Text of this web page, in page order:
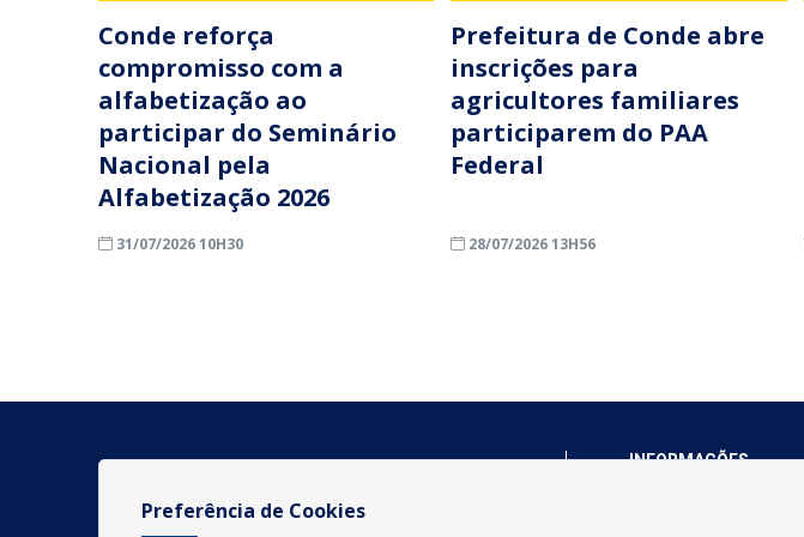
Conde reforça
compromisso com a
alfabetização ao
participar do Seminário
Nacional pela
Alfabetização 2026
31/07/2026 10H30
Prefeitura de Conde abre
inscrições para
agricultores familiares
participarem do PAA
Federal
28/07/2026 13H56
INFORMAÇÕES
Preferência de Cookies